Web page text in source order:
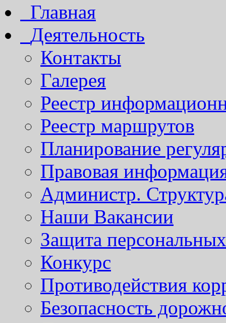
Главная
Деятельность
Контакты
Галерея
Реестр
Реестр маршрутов
Планирование
Правовая
Администр.
Наши Вакансии
Защита
Конкурс
Противодействия
Безопасность